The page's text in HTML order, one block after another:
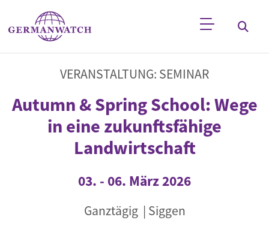
Direkt zum Inhalt
StichwortsucheVERANSTALTUNG: SEMINAR
Autumn & Spring School: Wege
in eine zukunftsfähige
Landwirtschaft
03. - 06. März 2026
Ganztägig | Siggen